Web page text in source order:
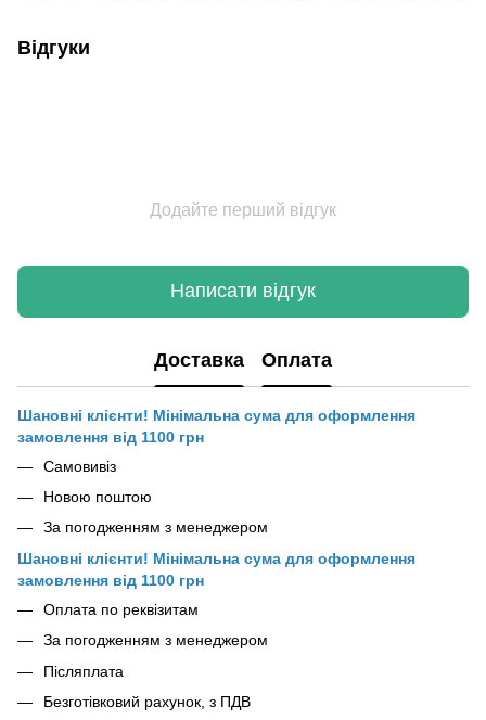
Відгуки
Додайте перший відгук
Написати відгук
Доставка Оплата
Шановні клієнти! Мінімальна сума для оформлення
замовлення від 1100 грн
Самовивіз
Новою поштою
За погодженням з менеджером
Шановні клієнти! Мінімальна сума для оформлення
замовлення від 1100 грн
Оплата по реквізитам
За погодженням з менеджером
Післяплата
Безготівковий рахунок, з ПДВ